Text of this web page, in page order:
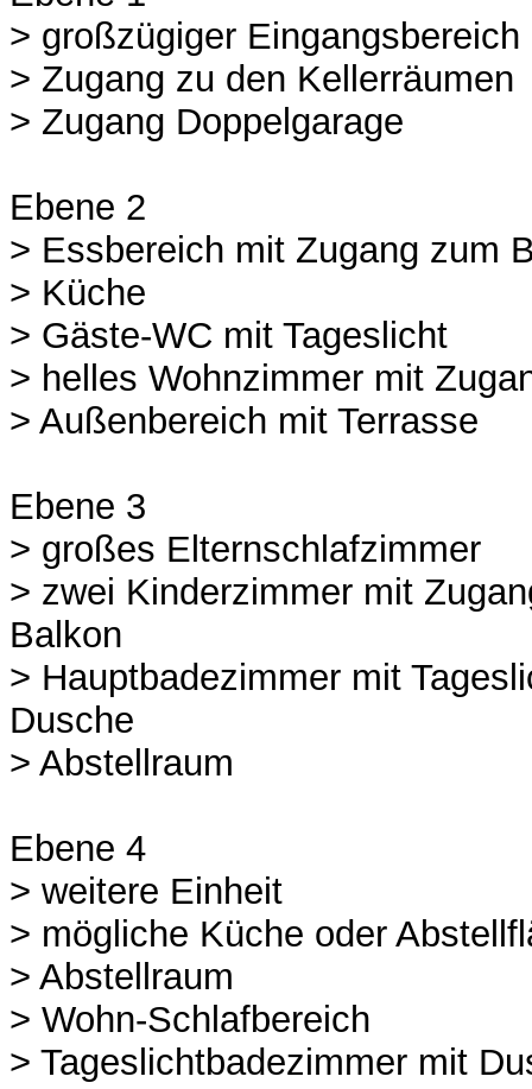
> großzügiger Eingangsbereich
> Zugang zu den Kellerräumen
> Zugang Doppelgarage
Ebene 2
> Essbereich mit Zugang zum
> Küche
> Gäste-WC mit Tageslicht
> helles Wohnzimmer mit
> Außenbereich mit Terrasse
Ebene 3
> großes Elternschlafzimmer
> zwei Kinderzimmer mit
Balkon
> Hauptbadezimmer mit
Dusche
> Abstellraum
Ebene 4
> weitere Einheit
> mögliche Küche oder
> Abstellraum
> Wohn-Schlafbereich
> Tageslichtbadezimmer mit